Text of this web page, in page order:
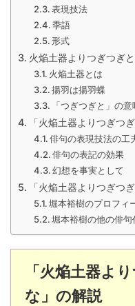
表現技法
季語
形式
火焔土器よりつぎつぎ
火焔土器とは
揚羽は揚羽蝶
「つぎつぎと」の意
「火焔土器よりつぎつ
俳句の表現技法の工
俳句の表記の効果
幻想を事実として
「火焔土器よりつぎつ
堀本裕樹のプロフィ
堀本裕樹の他の俳句
「火焔土器よ
な」の解説